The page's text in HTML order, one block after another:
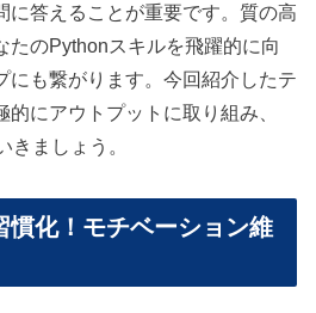
に答えることが重要です。質の高
たのPythonスキルを飛躍的に向
にも繋がります。今回紹介したテ
にアウトプットに取り組み、
きましょう。
慣化！モチベーション維